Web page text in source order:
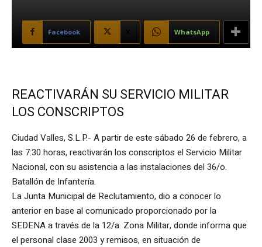
Facebook WhatsApp
REACTIVARÁN SU SERVICIO MILITAR
LOS CONSCRIPTOS
Ciudad Valles, S.L.P.- A partir de este sábado 26 de febrero, a
las 7:30 horas, reactivarán los conscriptos el Servicio Militar
Nacional, con su asistencia a las instalaciones del 36/o.
Batallón de Infantería.
La Junta Municipal de Reclutamiento, dio a conocer lo
anterior en base al comunicado proporcionado por la
SEDENA a través de la 12/a. Zona Militar, donde informa que
el personal clase 2003 y remisos, en situación de